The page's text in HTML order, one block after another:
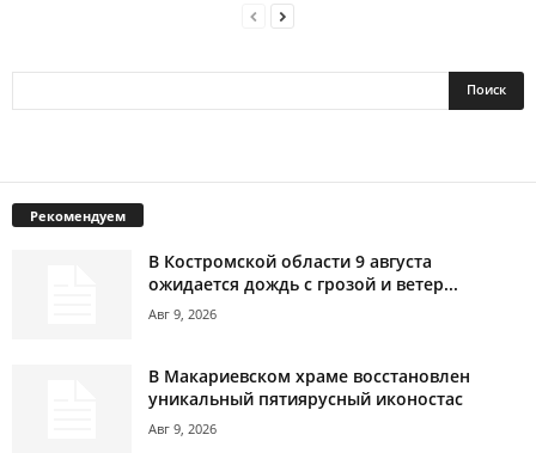
Рекомендуем
В Костромской области 9 августа
ожидается дождь с грозой и ветер...
Авг 9, 2026
В Макариевском храме восстановлен
уникальный пятиярусный иконостас
Авг 9, 2026